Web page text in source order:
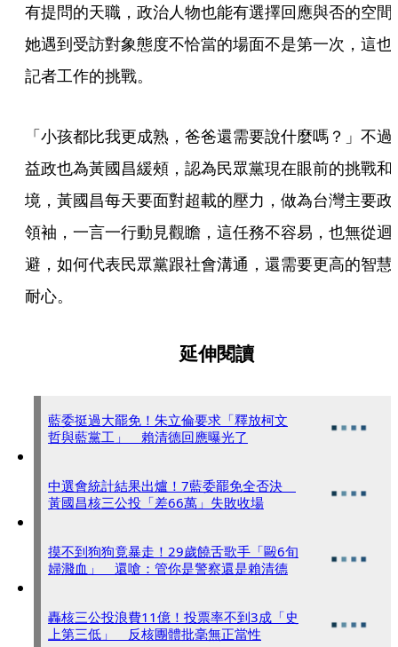
有提問的天職，政治人物也能有選擇回應與否的空間
她遇到受訪對象態度不恰當的場面不是第一次，這也
記者工作的挑戰。
「小孩都比我更成熟，爸爸還需要說什麼嗎？」不過
益政也為黃國昌緩頰，認為民眾黨現在眼前的挑戰和
境，黃國昌每天要面對超載的壓力，做為台灣主要政
領袖，一言一行動見觀瞻，這任務不容易，也無從迴
避，如何代表民眾黨跟社會溝通，還需要更高的智慧
耐心。
延伸閱讀
藍委挺過大罷免！朱立倫要求「釋放柯文
哲與藍黨工」 賴清德回應曝光了
中選會統計結果出爐！7藍委罷免全否決
黃國昌核三公投「差66萬」失敗收場
摸不到狗狗竟暴走！29歲饒舌歌手「毆6旬
婦濺血」 還嗆：管你是警察還是賴清德
轟核三公投浪費11億！投票率不到3成「史
上第三低」 反核團體批毫無正當性